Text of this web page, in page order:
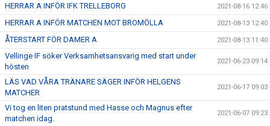
HERRAR A INFÖR IFK TRELLEBORG 2021-08-16 12:46
HERRAR A INFÖR MATCHEN MOT BROMÖLLA 2021-08-13 12:40
ÅTERSTART FÖR DAMER A 2021-08-13 11:40
Vellinge IF söker Verksamhetsansvarig med start under
hösten
2021-06-23 09:14
LÄS VAD VÅRA TRÄNARE SÄGER INFÖR HELGENS
MATCHER
2021-06-17 09:03
Vi tog en liten pratstund med Hasse och Magnus efter
matchen idag.
2021-06-07 09:23